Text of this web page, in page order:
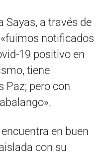
Sayas, a través de
notificados
19 positivo en
tiene
Paz; pero con
en buen
con su